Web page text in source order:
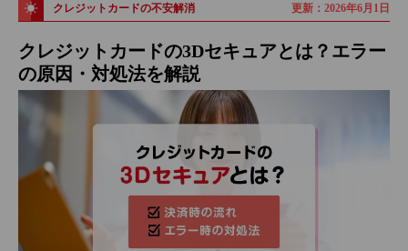
クレジットカードの不安解消 更新：2026年6月1日
クレジットカードの3Dセキュアとは？エラー
の原因・対処法を解説